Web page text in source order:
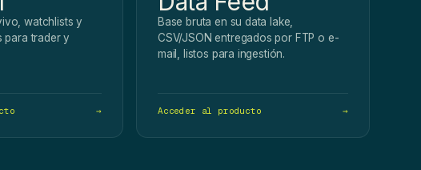
watchlists y
para trader y
→
Base bruta en su data lake,
CSV/JSON entregados por FTP o e-
mail, listos para ingestión.
Acceder al producto →